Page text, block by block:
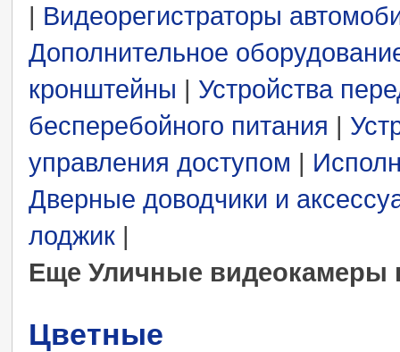
| Видеорегистраторы
Дополнительное
кронштейны | Устройства
бесперебойного питания |
управления доступом |
Дверные доводчики и
лоджик |
Еще Уличные
Цветные